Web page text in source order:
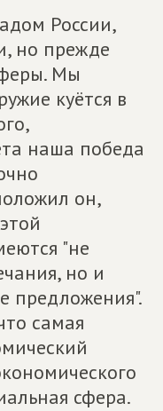
России,
но прежде
Мы
куётся в
наша победа
он,
"не
но и
предложения".
самая
сфера.